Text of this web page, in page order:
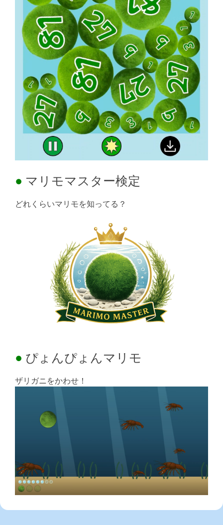
マリモマスター検定
どれくらいマリモを知ってる？
ぴょんぴょんマリモ
ザリガニをかわせ！